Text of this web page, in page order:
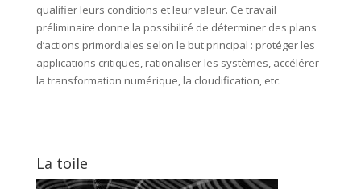
qualifier leurs conditions et leur valeur. Ce travail
préliminaire donne la possibilité de déterminer des plans
d’actions primordiales selon le but principal : protéger les
applications critiques, rationaliser les systèmes, accélérer
la transformation numérique, la cloudification, etc.
La toile